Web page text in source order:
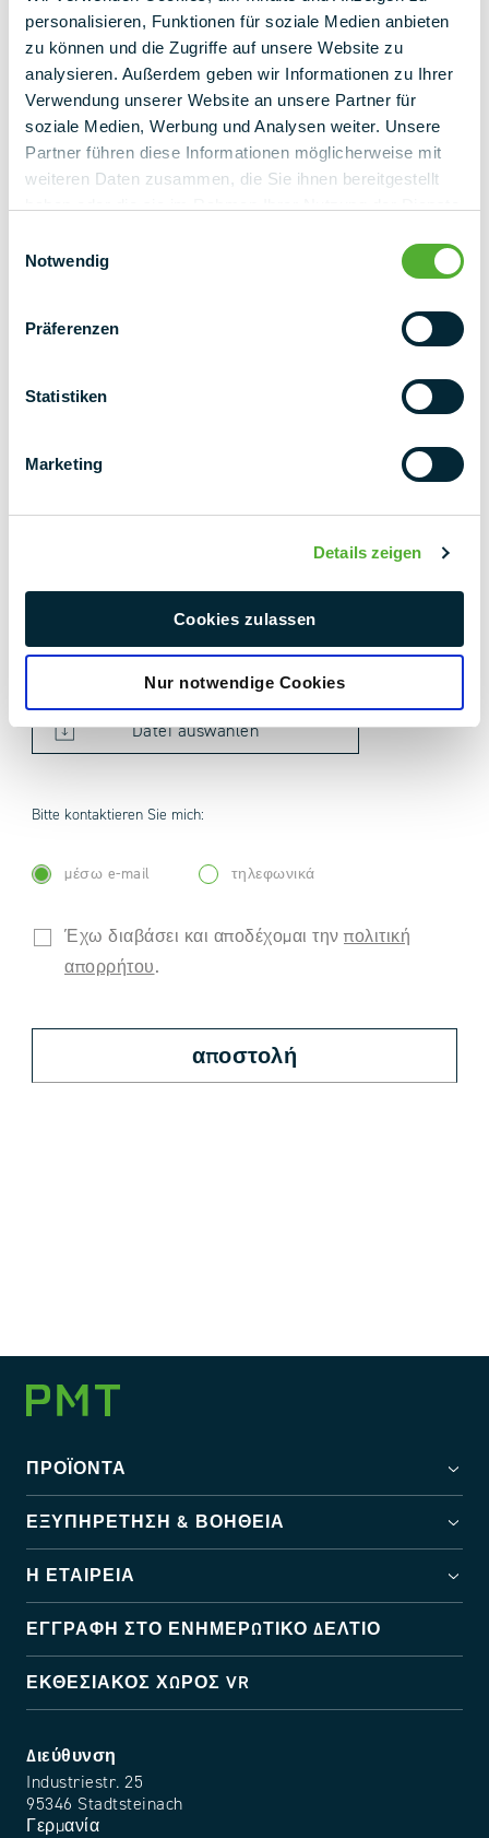
personalisieren, Funktionen für soziale Medien anbieten
zu können und die Zugriffe auf unsere Website zu
analysieren. Außerdem geben wir Informationen zu Ihrer
Verwendung unserer Website an unsere Partner für
soziale Medien, Werbung und Analysen weiter. Unsere
Partner führen diese Informationen möglicherweise mit
weiteren Daten zusammen, die Sie ihnen bereitgestellt
Notwendig
Präferenzen
Statistiken
Marketing
Details zeigen
Cookies zulassen
Nur notwendige Cookies
Τοποθεσία
διεύθυνση ηλεκτρονικού ταχυδρομείου
Αριθμός τηλεφώνου (προαιρετικά)
Επισυνάψτε αρχεία:
Datei auswählen
Bitte kontaktieren Sie mich:
μέσω e-mail τηλεφωνικά
Έχω διαβάσει και αποδέχομαι την πολιτική
απορρήτου.
Διεύθυνση
Industriestr. 25
95346 Stadtsteinach
Γερμανία
ΠΡΟΪΌΝΤΑ
ΕΞΥΠΗΡΈΤΗΣΗ & ΒΟΉΘΕΙΑ
Η ΕΤΑΙΡΕΊΑ
ΕΓΓΡΑΦΉ ΣΤΟ ΕΝΗΜΕΡΩΤΙΚΌ ΔΕΛΤΊΟ
ΕΚΘΕΣΙΑΚΌΣ ΧΏΡΟΣ VR